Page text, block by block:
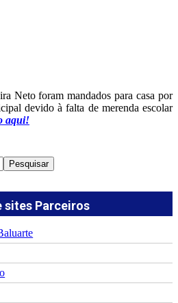
Neto foram mandados para casa por
devido à falta de merenda escolar
aqui!
Pesquisar
sites Parceiros